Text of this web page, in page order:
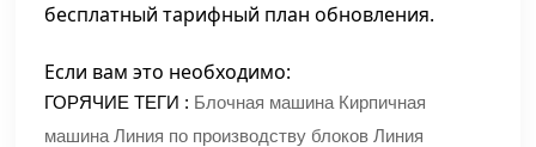
бесплатный тарифный план обновления.
Если вам это необходимо:
ГОРЯЧИЕ ТЕГИ : Блочная машина Кирпичная
машина Линия по производству блоков Линия